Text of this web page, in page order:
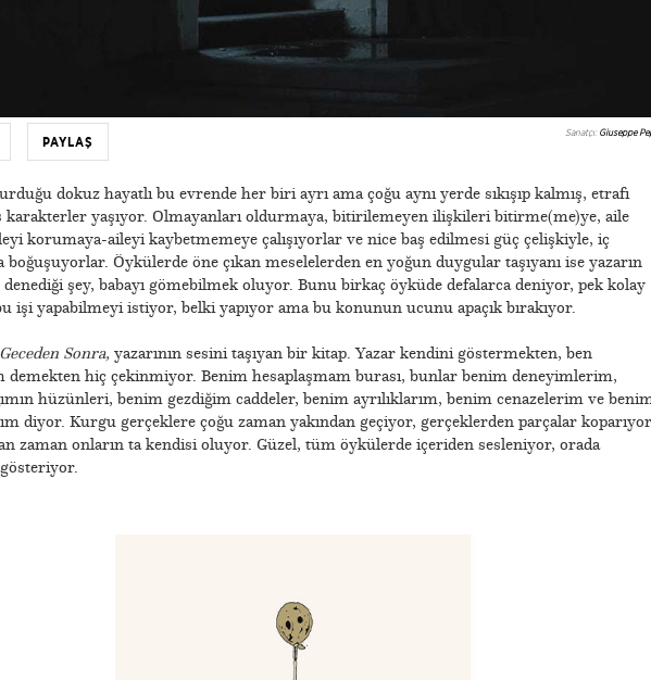
PAYLAŞ
Sanatçı: Giuseppe
dokuz hayatlı bu evrende her biri ayrı ama çoğu aynı yerde sıkışıp kalmış, etrafı
karakterler yaşıyor. Olmayanları oldurmaya, bitirilemeyen ilişkileri bitirme(me)ye, aile
korumaya-aileyi kaybetmemeye çalışıyorlar ve nice baş edilmesi güç çelişkiyle, iç
boğuşuyorlar. Öykülerde öne çıkan meselelerden en yoğun duygular taşıyanı ise yazarın
şey, babayı gömebilmek oluyor. Bunu birkaç öyküde defalarca deniyor, pek kolay
işi yapabilmeyi istiyor, belki yapıyor ama bu konunun ucunu apaçık bırakıyor.
Sonra, yazarının sesini taşıyan bir kitap. Yazar kendini göstermekten, ben
demekten hiç çekinmiyor. Benim hesaplaşmam burası, bunlar benim deneyimlerim,
hüzünleri, benim gezdiğim caddeler, benim ayrılıklarım, benim cenazelerim ve
diyor. Kurgu gerçeklere çoğu zaman yakından geçiyor, gerçeklerden parçalar koparıyor
zaman onların ta kendisi oluyor. Güzel, tüm öykülerde içeriden sesleniyor, orada